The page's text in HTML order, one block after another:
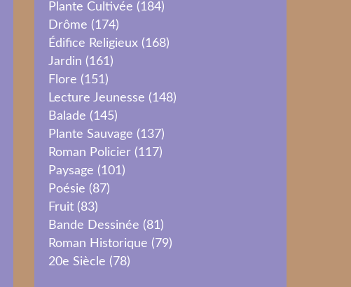
Plante Cultivée (184)
Drôme (174)
Édifice Religieux (168)
Jardin (161)
Flore (151)
Lecture Jeunesse (148)
Balade (145)
Plante Sauvage (137)
Roman Policier (117)
Paysage (101)
Poésie (87)
Fruit (83)
Bande Dessinée (81)
Roman Historique (79)
20e Siècle (78)